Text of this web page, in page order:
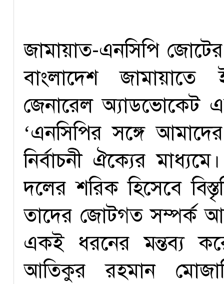
জামায়াত-এনসিপি
বাংলাদেশ জামায়াতে
জেনারেল অ্যাডভোকেট
‘এনসিপির সঙ্গে
নির্বাচনী ঐক্যের
দলের শরিক হিসেবে
তাদের জোটগত সম্পর্ক
একই ধরনের মন্তব্য
আতিকুর রহমান